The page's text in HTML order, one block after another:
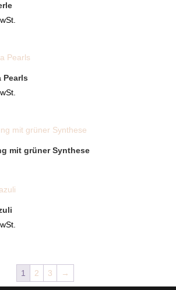
Pearls
mit grüner Synthese
1 2 3 →